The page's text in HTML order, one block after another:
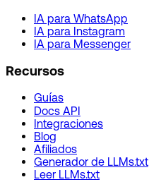
IA para WhatsApp
IA para Instagram
IA para Messenger
Recursos
Guías
Docs API
Integraciones
Blog
Afiliados
Generador de LLMs.txt
Leer LLMs.txt